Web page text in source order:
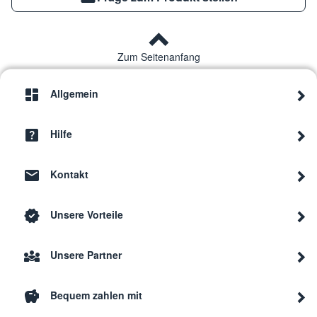
Zum Seitenanfang
Allgemein
Hilfe
Kontakt
Unsere Vorteile
Unsere Partner
Bequem zahlen mit